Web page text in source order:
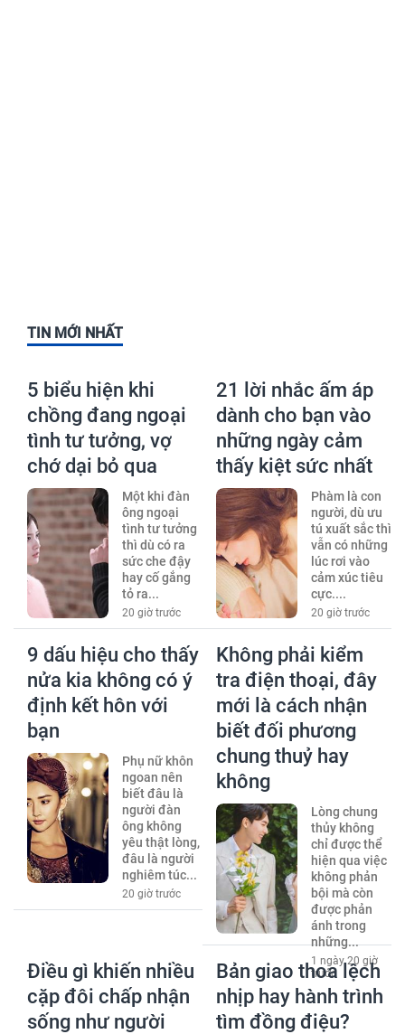
TIN MỚI NHẤT
5 biểu hiện khi
chồng đang ngoại
tình tư tưởng, vợ
chớ dại bỏ qua
Một khi đàn
ông ngoại
tình tư tưởng
thì dù có ra
sức che đậy
hay cố gắng
tỏ ra...
20 giờ trước
21 lời nhắc ấm áp
dành cho bạn vào
những ngày cảm
thấy kiệt sức nhất
Phàm là con
người, dù ưu
tú xuất sắc thì
vẫn có những
lúc rơi vào
cảm xúc tiêu
cực....
20 giờ trước
9 dấu hiệu cho thấy
nửa kia không có ý
định kết hôn với
bạn
Phụ nữ khôn
ngoan nên
biết đâu là
người đàn
ông không
yêu thật lòng,
đâu là người
nghiêm túc...
20 giờ trước
Không phải kiểm
tra điện thoại, đây
mới là cách nhận
biết đối phương
chung thuỷ hay
không
Lòng chung
thủy không
chỉ được thể
hiện qua việc
không phản
bội mà còn
được phản
ánh trong
những...
1 ngày 20 giờ
trước
Điều gì khiến nhiều
cặp đôi chấp nhận
sống như người
Bản giao thoa lệch
nhịp hay hành trình
tìm đồng điệu?